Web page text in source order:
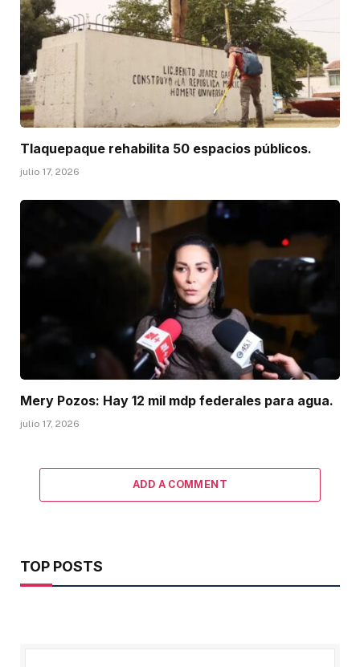
Tlaquepaque rehabilita 50 espacios públicos.
julio 17, 2026
Mery Pozos: Hay 12 mil mdp federales para agua.
julio 17, 2026
ADD A COMMENT
TOP POSTS